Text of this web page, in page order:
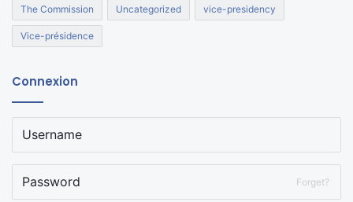
The Commission Uncategorized vice-presidency
Vice-présidence
Connexion
Forget?